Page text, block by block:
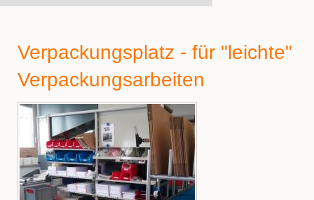
Verpackungsplatz - für "leichte"
Verpackungsarbeiten